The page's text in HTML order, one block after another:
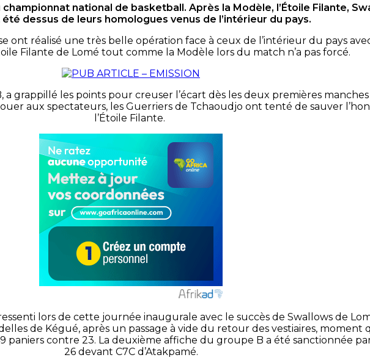
national de basketball. Après la Modèle, l’Étoile Filante,
dessus de leurs homologues venus de l’intérieur du pays.
ont réalisé une très belle opération face à ceux de l’intérieur du pays
Filante de Lomé tout comme la Modèle lors du match n’a pas forcé.
a grappillé les points pour creuser l’écart dès les deux premières
aux spectateurs, les Guerriers de Tchaoudjo ont tenté de sauver
l’Étoile Filante.
lors de cette journée inaugurale avec le succès de Swallows de
de Kégué, après un passage à vide du retour des vestiaires, moment
paniers contre 23. La deuxième affiche du groupe B a été sanctionnée
26 devant C7Cd’Atakpamé.